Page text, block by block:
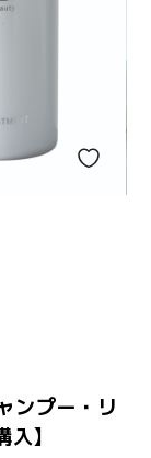
ンプー・リ
】